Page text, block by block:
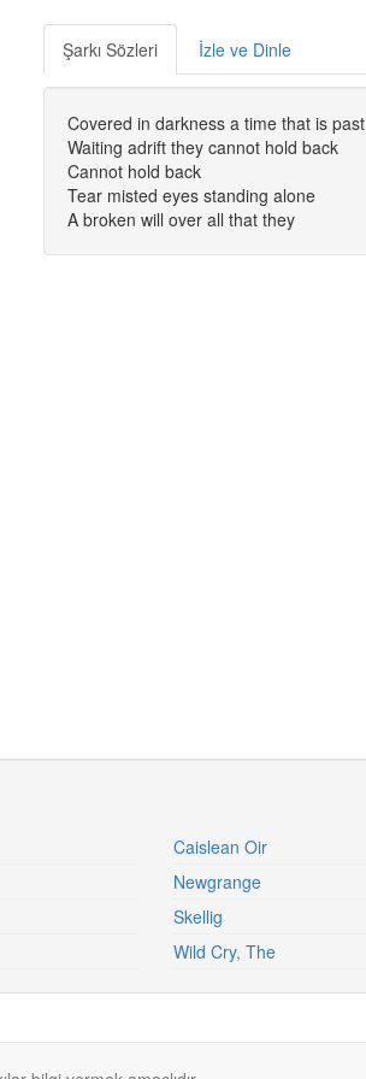
Şarkı Sözleri İzle ve Dinle
Covered in darkness a time that is past
Waiting adrift they cannot hold back
Cannot hold back
Tear misted eyes standing alone
A broken will over all that they
Caislean Oir
Newgrange
Skellig
Wild Cry, The